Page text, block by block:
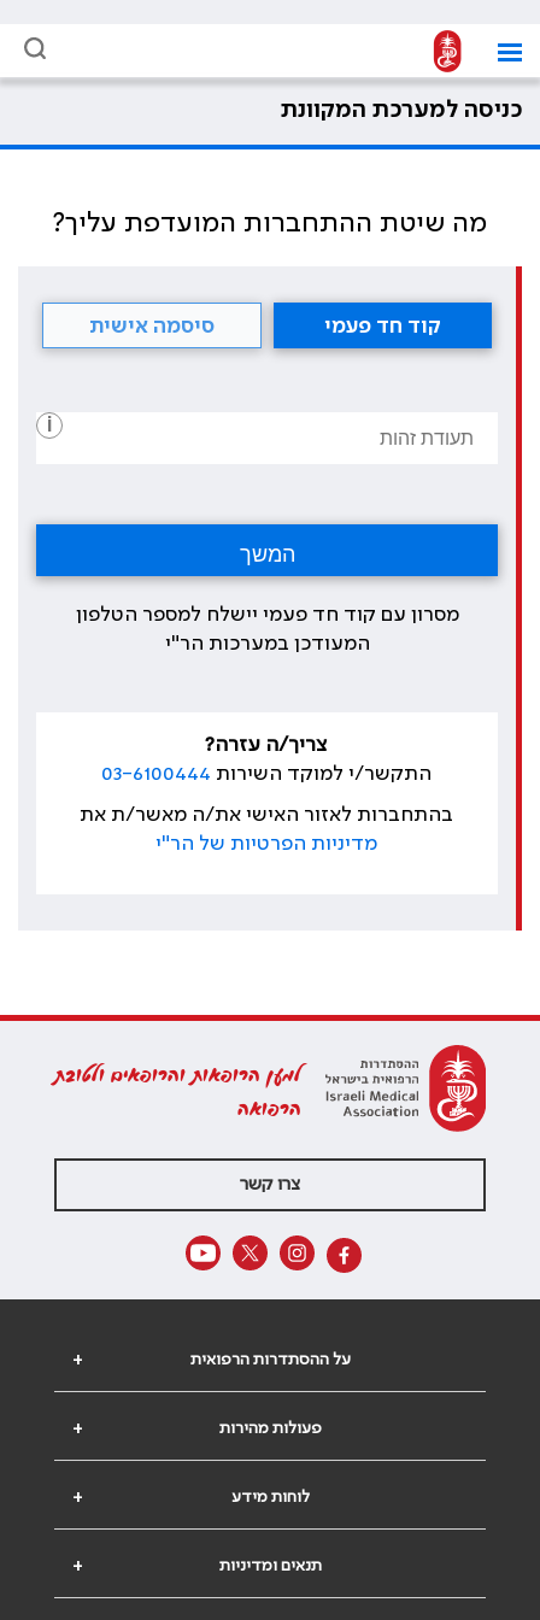
כניסה למערכת המקוונת
מה שיטת ההתחברות המועדפת עליך?
קוד חד פעמי סיסמה אישית
i
מסרון עם קוד חד פעמי יישלח למספר הטלפון
המעודכן במערכות הר"י
צריך/ה עזרה?
התקשר/י למוקד השירות 03-6100444
בהתחברות לאזור האישי את/ה מאשר/ת את
מדיניות הפרטיות של הר"י
למען הרופאות והרופאים ולטובת
הרפואה
צרו קשר
+ על ההסתדרות הרפואית
+ פעולות מהירות
+ לוחות מידע
+ תנאים ומדיניות